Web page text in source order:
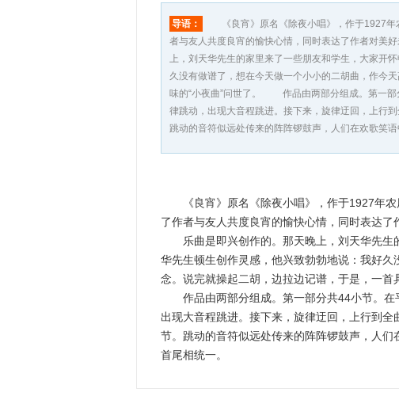
导语：
《良宵》原名《除夜小唱》，作于1927年
者与友人共度良宵的愉快心情，同时表达了作者对
上，刘天华先生的家里来了一些朋友和学生，大家开
久没有做谱了，想在今天做一个小小的二胡曲，作今
味的“小夜曲”问世了。 作品由两部分组成。第一部
律跳动，出现大音程跳进。接下来，旋律迂回，上行
跳动的音符似远处传来的阵阵锣鼓声，人们在欢歌笑
《良宵》原名《除夜小唱》，作于1927年农
了作者与友人共度良宵的愉快心情，同时表达了
乐曲是即兴创作的。那天晚上，刘天华先生
华先生顿生创作灵感，他兴致勃勃地说：我好
念。说完就操起二胡，边拉边记谱，于是，一首
作品由两部分组成。第一部分共44小节。在
出现大音程跳进。接下来，旋律迂回，上行到
节。跳动的音符似远处传来的阵阵锣鼓声，人
首尾相统一。